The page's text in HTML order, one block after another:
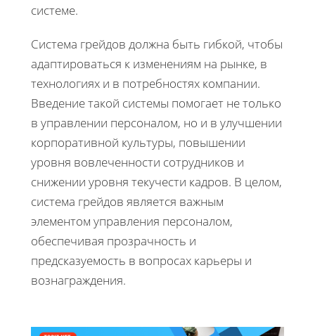
системе.
Система грейдов должна быть гибкой, чтобы
адаптироваться к изменениям на рынке, в
технологиях и в потребностях компании.
Введение такой системы помогает не только
в управлении персоналом, но и в улучшении
корпоративной культуры, повышении
уровня вовлеченности сотрудников и
снижении уровня текучести кадров. В целом,
система грейдов является важным
элементом управления персоналом,
обеспечивая прозрачность и
предсказуемость в вопросах карьеры и
вознаграждения.